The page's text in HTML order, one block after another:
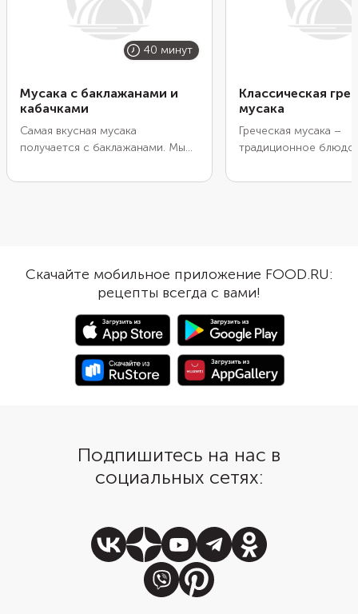
40 минут
Мусака с баклажанами и
кабачками
Самая вкусная мусака
получается с баклажанами. Мы
овощи стали основой запеканки.
запекании образует аппетитную
Классическая
мусака
Греческая мусака –
традиционное блюдо
этом блюде
сочный фарш и
специи, создают
баланс вкусов.
Скачайте мобильное приложение FOOD.RU:
рецепты всегда с вами!
Подпишитесь на нас в
социальных сетях: